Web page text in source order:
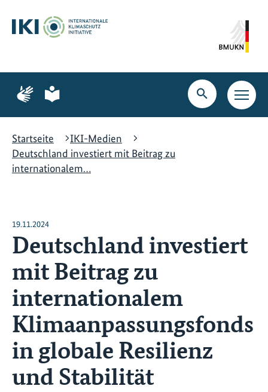
Hauptinhalt
springen
Suche
springen
Hauptnavigation
springen
Zur
Seite
Gebärdensprache
Zur
Seite
leichte
Suche
öffnen
Startseite
IKI-Medien
Deutschland investiert mit Beitrag zu
internationalem…
19.11.2024
Deutschland investiert
mit Beitrag zu
internationalem
Klimaanpassungsfonds
in globale Resilienz
und Stabilität